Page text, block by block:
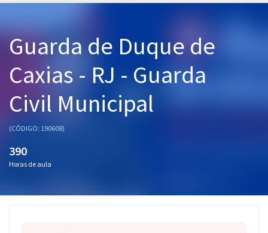
Assinatura Ilimitada
Pós
Graduação
Mentorias
Questões grátis
Guarda de Duque de
Caxias - RJ - Guarda
Civil Municipal
(CÓDIGO: 190608)
390
Horas de aula